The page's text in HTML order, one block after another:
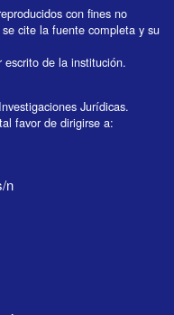
con fines no
cite la fuente completa y su
escrito de la institución.
Jurídicas.
favor de dirigirse a:
n